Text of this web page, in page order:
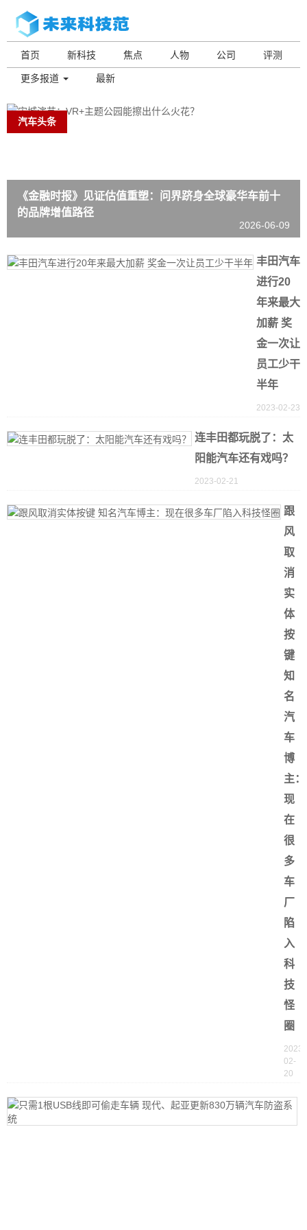
首页 新科技 焦点 人物 公司 评测
更多报道 最新
汽车头条
《金融时报》见证估值重塑：问界跻身全球豪华车前十
的品牌增值路径
2026-06-09
丰田汽车
进行20
年来最大
加薪 奖
金一次让
员工少干
半年
2023-02-23
连丰田都玩脱了：太
阳能汽车还有戏吗？
2023-02-21
跟
风
取
消
实
体
按
键
知
名
汽
车
博
主：
现
在
很
多
车
厂
陷
入
科
技
怪
圈
2023-
02-
20